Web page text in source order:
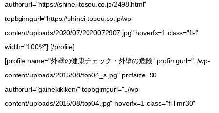
authorurl="https://shinei-tosou.co.jp/2498.html"
topbgimgurl="https://shinei-tosou.co.jp/wp-
content/uploads/2020/07/2020072907.jpg" hoverfx=1 class="fl-l"
width="100%"] [/profile]
[profile name="外壁の健康チェック・外壁の危険" profimgurl="../wp-
content/uploads/2015/08/top04_s.jpg" profsize=90
authorurl="gaihekikiken/" topbgimgurl="../wp-
content/uploads/2015/08/top04.jpg" hoverfx=1 class="fl-l mr30"